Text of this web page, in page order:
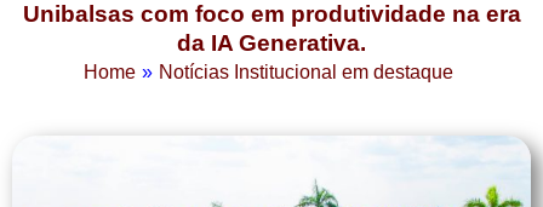
Unibalsas com foco em produtividade na era
da IA Generativa.
Home » Notícias Institucional em destaque